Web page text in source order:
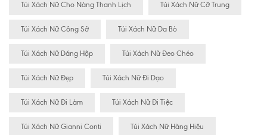
Túi Xách Nữ Cho Nàng Thanh Lịch Túi Xách Nữ Cỡ Trung
Túi Xách Nữ Công Sở Túi Xách Nữ Da Bò
Túi Xách Nữ Dáng Hộp Túi Xách Nữ Đeo Chéo
Túi Xách Nữ Đẹp Túi Xách Nữ Đi Dạo
Túi Xách Nữ Đi Làm Túi Xách Nữ Đi Tiệc
Túi Xách Nữ Gianni Conti Túi Xách Nữ Hàng Hiệu